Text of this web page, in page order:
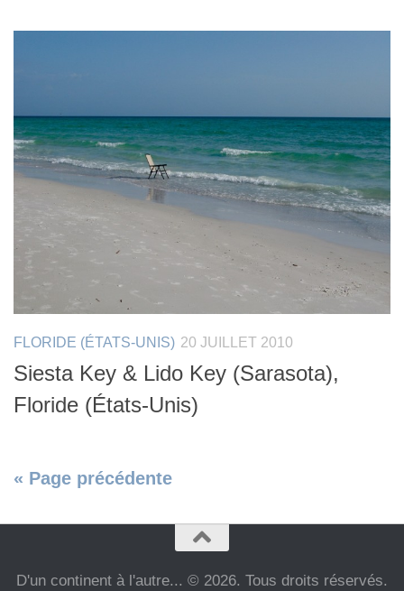
FLORIDE (ÉTATS-UNIS) 20 JUILLET 2010
Siesta Key & Lido Key (Sarasota),
Floride (États-Unis)
« Page précédente
D'un continent à l'autre... © 2026. Tous droits réservés.